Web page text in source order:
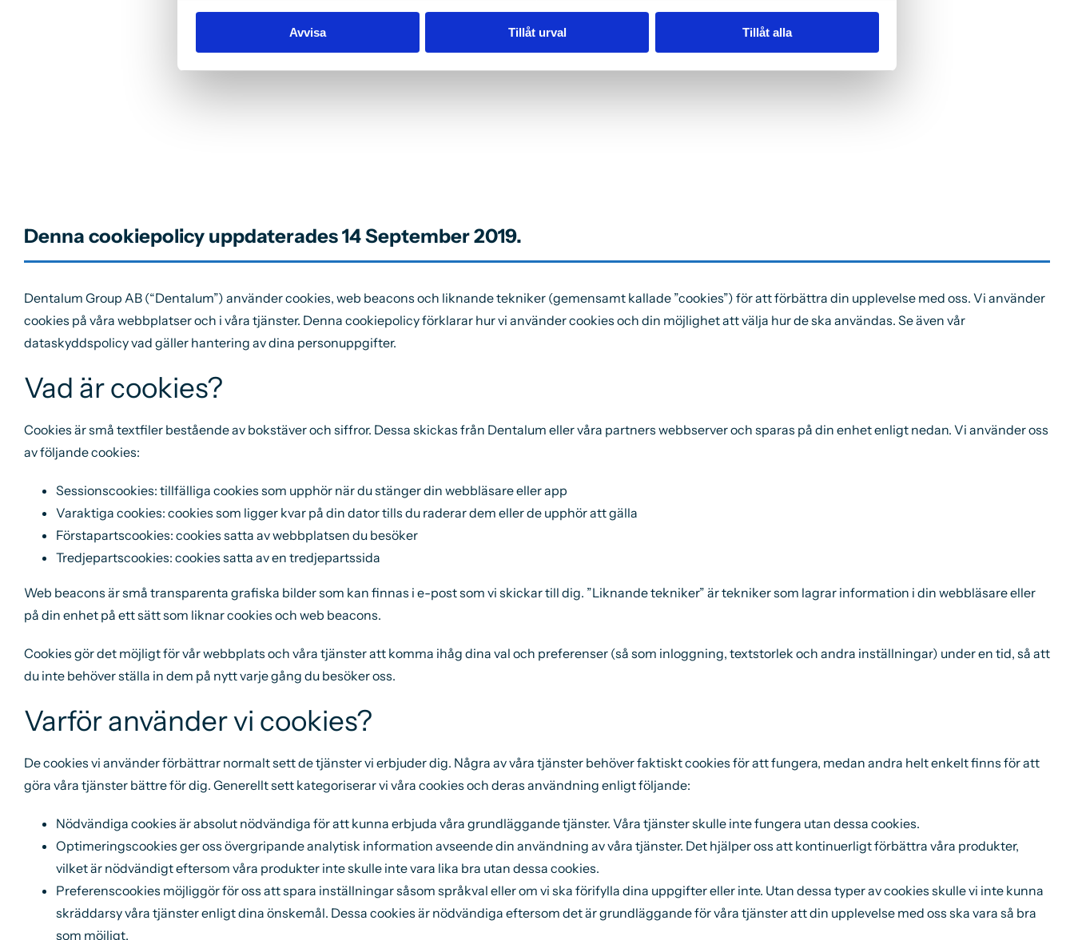
Avvisa Tillåt urval Tillåt alla
Denna cookiepolicy uppdaterades 14 September 2019.
Dentalum Group AB (“Dentalum”) använder cookies, web beacons och liknande tekniker (gemensamt kallade ”cookies”) för att förbättra din upplevelse med oss. Vi använder
cookies på våra webbplatser och i våra tjänster. Denna cookiepolicy förklarar hur vi använder cookies och din möjlighet att välja hur de ska användas. Se även vår
dataskyddspolicy vad gäller hantering av dina personuppgifter.
Vad är cookies?
Cookies är små textfiler bestående av bokstäver och siffror. Dessa skickas från Dentalum eller våra partners webbserver och sparas på din enhet enligt nedan. Vi använder oss
av följande cookies:
Sessionscookies: tillfälliga cookies som upphör när du stänger din webbläsare eller app
Varaktiga cookies: cookies som ligger kvar på din dator tills du raderar dem eller de upphör att gälla
Förstapartscookies: cookies satta av webbplatsen du besöker
Tredjepartscookies: cookies satta av en tredjepartssida
Web beacons är små transparenta grafiska bilder som kan finnas i e-post som vi skickar till dig. ”Liknande tekniker” är tekniker som lagrar information i din webbläsare eller
på din enhet på ett sätt som liknar cookies och web beacons.
Cookies gör det möjligt för vår webbplats och våra tjänster att komma ihåg dina val och preferenser (så som inloggning, textstorlek och andra inställningar) under en tid, så att
du inte behöver ställa in dem på nytt varje gång du besöker oss.
Varför använder vi cookies?
De cookies vi använder förbättrar normalt sett de tjänster vi erbjuder dig. Några av våra tjänster behöver faktiskt cookies för att fungera, medan andra helt enkelt finns för att
göra våra tjänster bättre för dig. Generellt sett kategoriserar vi våra cookies och deras användning enligt följande:
Nödvändiga cookies är absolut nödvändiga för att kunna erbjuda våra grundläggande tjänster. Våra tjänster skulle inte fungera utan dessa cookies.
Optimeringscookies ger oss övergripande analytisk information avseende din användning av våra tjänster. Det hjälper oss att kontinuerligt förbättra våra produkter,
vilket är nödvändigt eftersom våra produkter inte skulle inte vara lika bra utan dessa cookies.
Preferenscookies möjliggör för oss att spara inställningar såsom språkval eller om vi ska förifylla dina uppgifter eller inte. Utan dessa typer av cookies skulle vi inte kunna
skräddarsy våra tjänster enligt dina önskemål. Dessa cookies är nödvändiga eftersom det är grundläggande för våra tjänster att din upplevelse med oss ska vara så bra
som möjligt.